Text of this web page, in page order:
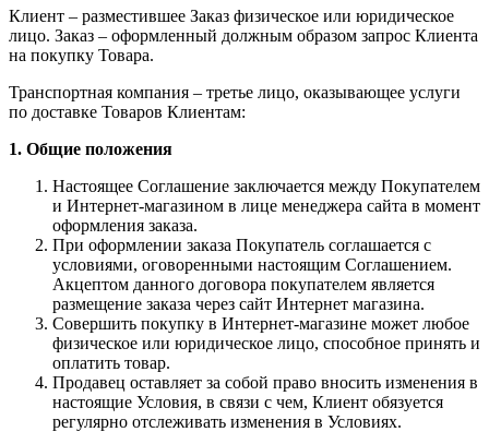
Клиент – разместившее Заказ физическое или юридическое
лицо. Заказ – оформленный должным образом запрос Клиента
на покупку Товара.
Транспортная компания – третье лицо, оказывающее услуги
по доставке Товаров Клиентам:
1. Общие положения
Настоящее Соглашение заключается между Покупателем
и Интернет-магазином в лице менеджера сайта в момент
оформления заказа.
При оформлении заказа Покупатель соглашается с
условиями, оговоренными настоящим Соглашением.
Акцептом данного договора покупателем является
размещение заказа через сайт Интернет магазина.
Совершить покупку в Интернет-магазине может любое
физическое или юридическое лицо, способное принять и
оплатить товар.
Продавец оставляет за собой право вносить изменения в
настоящие Условия, в связи с чем, Клиент обязуется
регулярно отслеживать изменения в Условиях.